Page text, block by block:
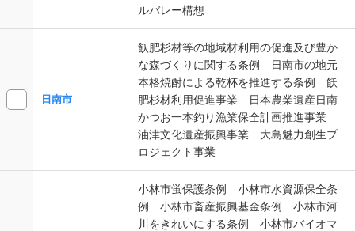
ルバレー構想
日南市
飫肥杉材等の地域材利用の促進及び豊か
な森づくりに関する条例 日南市の地元
本格焼酎による乾杯を推進する条例 飫
肥杉材利用促進事業 日本農業遺産日南
かつお一本釣り漁業保全計画推進事業
油津文化遺産振興事業 大島魅力創生プ
ロジェクト事業
小林市蛍保護条例 小林市水資源保全条
例 小林市畜産振興基金条例 小林市河
川をきれいにする条例 小林市バイオマ